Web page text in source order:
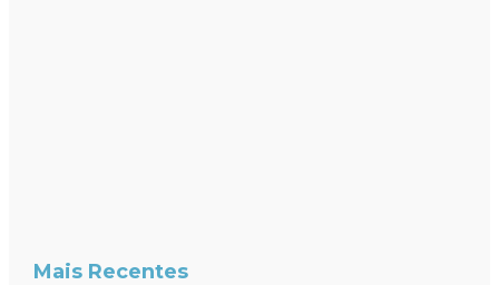
Mais Recentes